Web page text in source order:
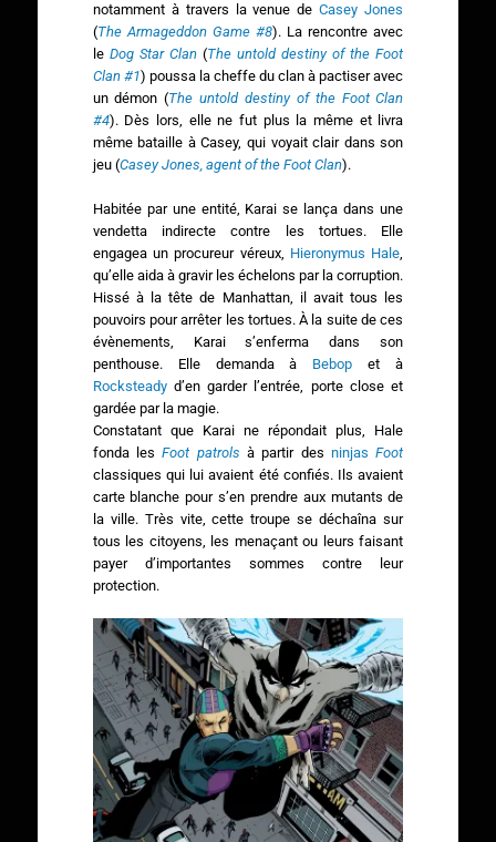
notamment à travers la venue deCasey Jones
(The Armageddon Game #8). La rencontre avec
le Dog Star Clan(The untold destiny of the Foot
Clan #1) poussa la cheffe du clan à pactiser avec
un démon (The untold destiny of the Foot Clan
#4). Dès lors, elle ne fut plus la même et livra
même bataille à Casey, qui voyait clair dans son
jeu (Casey Jones, agent of the Foot Clan).
Habitée par une entité, Karai se lança dans une
vendetta indirecte contre les tortues. Elle
engagea un procureur véreux, Hieronymus Hale
qu’elle aida à gravir les échelons par la corruption.
Hissé à la tête de Manhattan, il avait tous les
pouvoirs pour arrêter les tortues. À la suite de ces
évènements, Karai s’enferma dans son
penthouse. Elle demanda à Bebop et à
Rocksteadyd’en garder l’entrée, porte close et
gardée par la magie.
Constatant que Karai ne répondait plus, Hale
fonda lesFoot patrols à partir desninjasFoot
classiques qui lui avaient été confiés. Ils avaient
carte blanche pour s’en prendre aux mutants de
la ville. Très vite, cette troupe se déchaîna sur
tous les citoyens, les menaçant ou leurs faisant
payer d’importantes sommes contre leur
protection.